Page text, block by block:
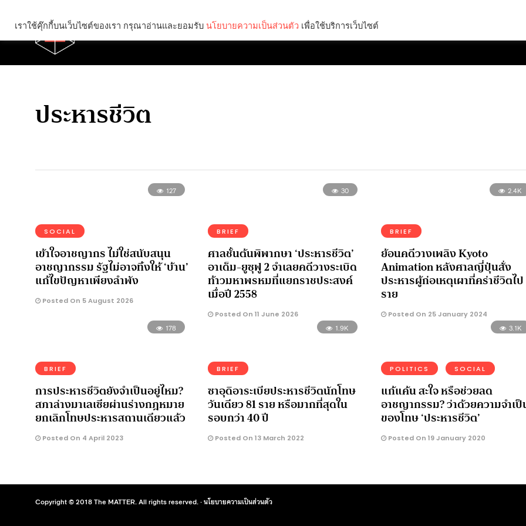
ประหารชีวิต
127
SOCIAL
เข้าใจอาชญากร ไม่ใช่สนับสนุน
อาชญากรรม รัฐไม่อาจทิ้งให้ ‘บ้าน’
แก้ไขปัญหาเพียงลำพัง
Posted On 5 August 2026
30
BRIEF
ศาลชั้นต้นพิพากษา ‘ประหารชีวิต’
อาเด็ม-ยูซุฟู 2 จำเลยคดีวางระเบิด
ท้าวมหาพรหมที่แยกราชประสงค์
เมื่อปี 2558
Posted On 11 June 2026
2.4K
BRIEF
ย้อนคดีวางเพลิง Kyoto
Animation หลังศาลญี่ปุ่นสั่ง
ประหารผู้ก่อเหตุเผาที่คร่าชีวิตไ
ราย
Posted On 25 January 2024
178
BRIEF
การประหารชีวิตยังจำเป็นอยู่ไหม?
สภาล่างมาเลเซียผ่านร่างกฎหมาย
ยกเลิกโทษประหารสถานเดียวแล้ว
Posted On 4 April 2023
1.9K
BRIEF
ซาอุดิอาระเบียประหารชีวิตนักโทษ
วันเดียว 81 ราย หรือมากที่สุดใน
รอบกว่า 40 ปี
Posted On 13 March 2022
3.1K
POLITICS SOCIAL
แก้แค้น สะใจ หรือช่วยลด
อาชญากรรม? ว่าด้วยความจำเ
ของโทษ ‘ประหารชีวิต’
Posted On 19 January 2020
Copyright © 2018 The MATTER. All rights reserved. ·นโยบายความเป็นส่วนตัว
เราใช้คุ๊กกี้บนเว็บไซต์ของเรา กรุณาอ่านและยอมรับ นโยบายความเป็นส่วนตัว เพื่อใช้บริการเว็บไซต์